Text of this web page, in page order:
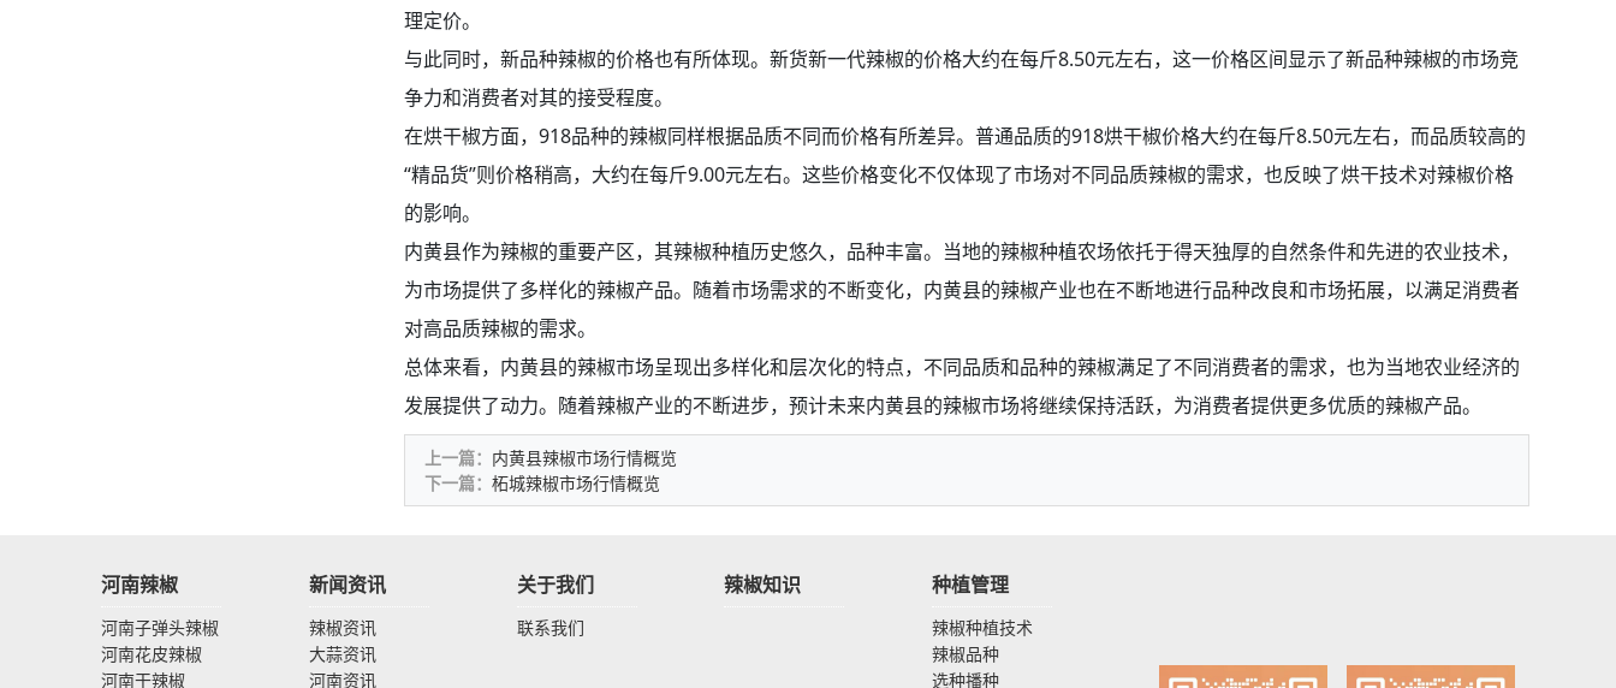
理定价。
与此同时，新品种辣椒的价格也有所体现。新货新一代辣椒的价格大约在每斤8.50元左右，这一价格区间显示了新品种辣椒的市场竞
争力和消费者对其的接受程度。
在烘干椒方面，918品种的辣椒同样根据品质不同而价格有所差异。普通品质的918烘干椒价格大约在每斤8.50元左右，而品质较高的
“精品货”则价格稍高，大约在每斤9.00元左右。这些价格变化不仅体现了市场对不同品质辣椒的需求，也反映了烘干技术对辣椒价格
的影响。
内黄县作为辣椒的重要产区，其辣椒种植历史悠久，品种丰富。当地的辣椒种植农场依托于得天独厚的自然条件和先进的农业技术，
为市场提供了多样化的辣椒产品。随着市场需求的不断变化，内黄县的辣椒产业也在不断地进行品种改良和市场拓展，以满足消费者
对高品质辣椒的需求。
总体来看，内黄县的辣椒市场呈现出多样化和层次化的特点，不同品质和品种的辣椒满足了不同消费者的需求，也为当地农业经济的
发展提供了动力。随着辣椒产业的不断进步，预计未来内黄县的辣椒市场将继续保持活跃，为消费者提供更多优质的辣椒产品。
上一篇： 内黄县辣椒市场行情概览
下一篇： 柘城辣椒市场行情概览
河南辣椒
河南子弹头辣椒
河南花皮辣椒
河南干辣椒
新闻资讯
辣椒资讯
大蒜资讯
河南资讯
关于我们
联系我们
辣椒知识 种植管理
辣椒种植技术
辣椒品种
选种播种